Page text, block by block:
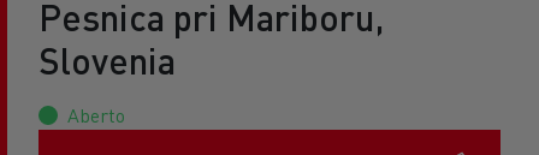
Pesnica pri Mariboru,
Slovenia
Aberto